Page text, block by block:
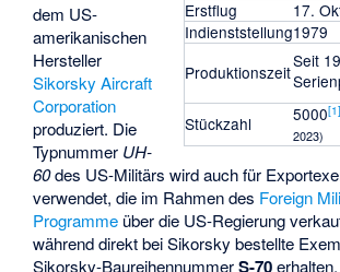
Erstflug
17.
Indienststellung1979
Produktionszeit
Seit
Stückzahl
5000[1]
2023)
dem US-
amerikanischen
Hersteller
Sikorsky Aircraft
Corporation
produziert. Die
Typnummer UH-
60des US-Militärs wird auch für
verwendet, die im Rahmen des Foreign
Programme über die US-Regierung
während direkt bei Sikorsky bestellte
Sikorsky-BaureihennummerS-70erhalten.